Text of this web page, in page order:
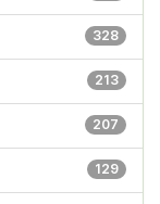
328
213
207
129